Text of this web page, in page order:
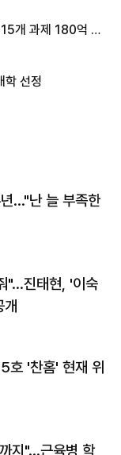
개 과제 180억 지
학 선정
…"난 늘 부족한
"…진태현, '이숙
호 '찬홈' 현재 위
지"…근육병 학